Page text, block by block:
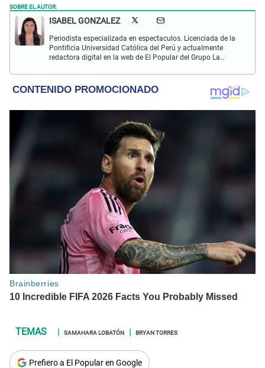
SOBRE EL AUTOR:
ISABEL GONZALEZ
Periodista especializada en espectaculos. Licenciada de la
Pontificia Universidad Católica del Perú y actualmente
redactora digital en la web de El Popular del Grupo La
sociales y nuevas tecnologías.
SAMAHARA LOBATÓN BRYAN TORRES
Prefiero a El Popular en Google